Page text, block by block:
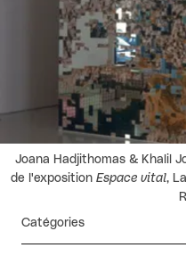
Droits réservés :
Joana Hadjithomas & Khalil
de l'exposition Espace vital,
Catégories